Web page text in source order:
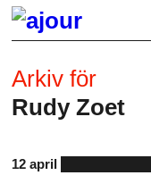
Arkiv för
Rudy Zoet
12 april